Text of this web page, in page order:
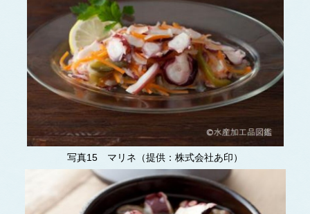
写真15 マリネ（提供：株式会社あ印）